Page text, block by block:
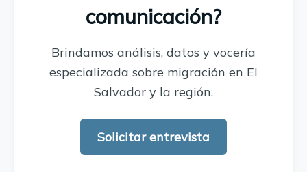
comunicación?
Brindamos análisis, datos y vocería
especializada sobre migración en El
Salvador y la región.
Solicitar entrevista